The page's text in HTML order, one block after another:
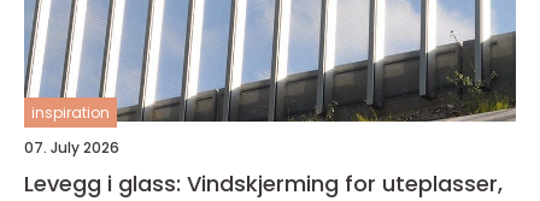
inspiration
07. July 2026
Levegg i glass: Vindskjerming for uteplasser,